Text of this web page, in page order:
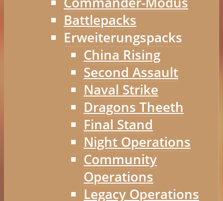
Battlepacks
Erweiterungspacks
China Rising
Second Assault
Naval Strike
Dragons Theeth
Final Stand
Night Operations
Community
Operations
Legacy Operations